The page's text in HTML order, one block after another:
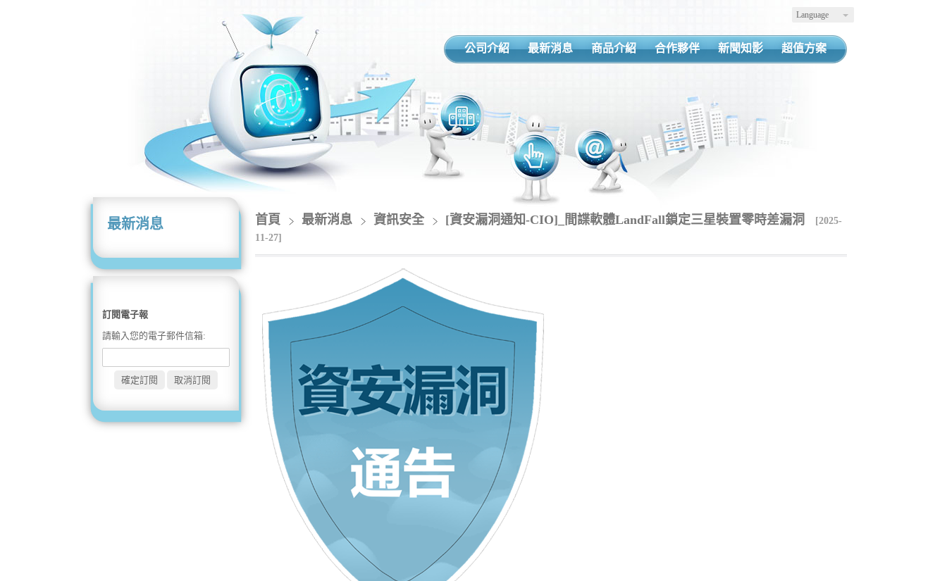
Language
公司介紹 最新消息 商品介紹 合作夥伴 新聞知影 超值方案
最新消息
訂閱電子報
請輸入您的電子郵件信箱:
首頁 最新消息 資訊安全 [資安漏洞通知-CIO]_間諜軟體LandFall鎖定三星裝置零時差漏洞
[2025-
11-27]